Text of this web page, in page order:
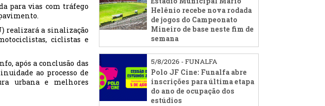
para vias com tráfego
realizará a sinalização
ciclistas e
após a conclusão das
ao processo de
urbana e melhores
Helênio recebe nova rodada
de jogos do Campeonato
Mineiro de base neste fim de
semana
5/8/2026 - FUNALFA
Polo JF Cine: Funalfa abre
inscrições para última etapa
do ano de ocupação dos
estúdios